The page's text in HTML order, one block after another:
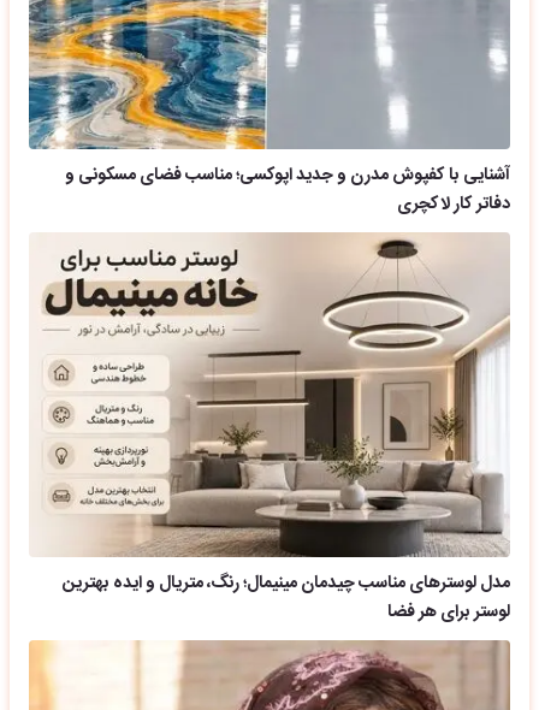
آشنایی با کفپوش مدرن و جدید اپوکسی؛ مناسب فضای مسکونی و
دفاتر کار لاکچری
مدل لوسترهای مناسب چیدمان مینیمال؛ رنگ، متریال و ایده بهترین
لوستر برای هر فضا